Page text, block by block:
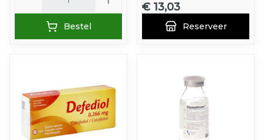
Bestel
€ 13,03
Reserveer